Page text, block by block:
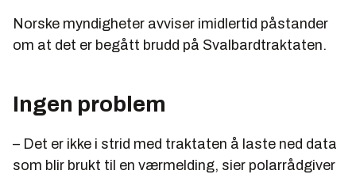
Norske myndigheter avviser imidlertid påstander
om at det er begått brudd på Svalbardtraktaten.
Ingen problem
– Det er ikke i strid med traktaten å laste ned data
som blir brukt til en værmelding, sier polarrådgiver